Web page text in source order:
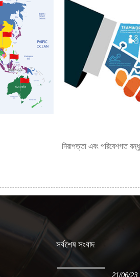
নিরাপত্তা এবং পরিবেশগত
সর্বশেষ সংবাদ
21/06/23